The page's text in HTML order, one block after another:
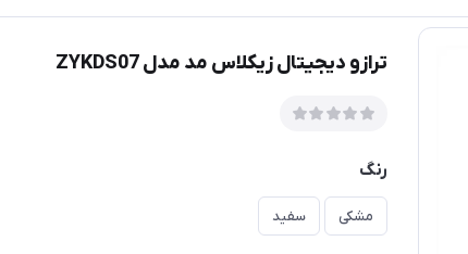
ترازو دیجیتال زیکلاس مد مدل ZYKDS07
رنگ
مشکی سفید